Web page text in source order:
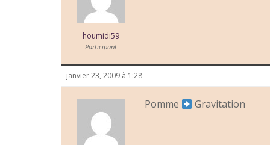
houmidi59
Participant
janvier 23, 2009 à 1:28
Pomme Gravitation